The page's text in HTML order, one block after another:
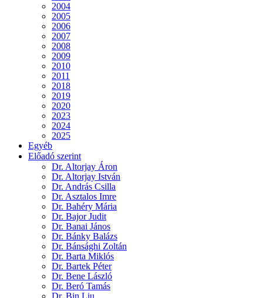
2004
2005
2006
2007
2008
2009
2010
2011
2018
2019
2020
2023
2024
2025
Egyéb
Előadó szerint
Dr. Altorjay Áron
Dr. Altorjay István
Dr. András Csilla
Dr. Asztalos Imre
Dr. Bahéry Mária
Dr. Bajor Judit
Dr. Banai János
Dr. Bánky Balázs
Dr. Bánsághi Zoltán
Dr. Barta Miklós
Dr. Bartek Péter
Dr. Bene László
Dr. Beró Tamás